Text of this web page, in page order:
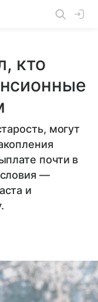
кто
могут
почти в
—
и